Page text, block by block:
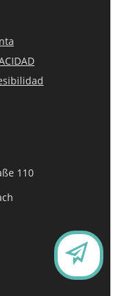
110